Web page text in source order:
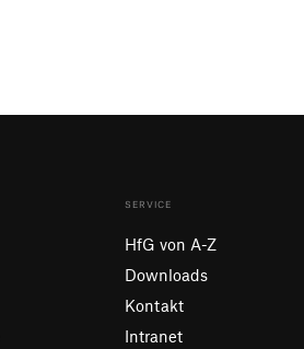
SERVICE
HfG von A-Z
Downloads
Kontakt
Intranet